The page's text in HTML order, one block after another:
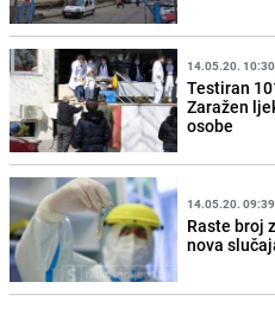
14.05.20. 10:30
Testiran
Zaražen
osobe
14.05.20. 09:39
Raste broj
nova